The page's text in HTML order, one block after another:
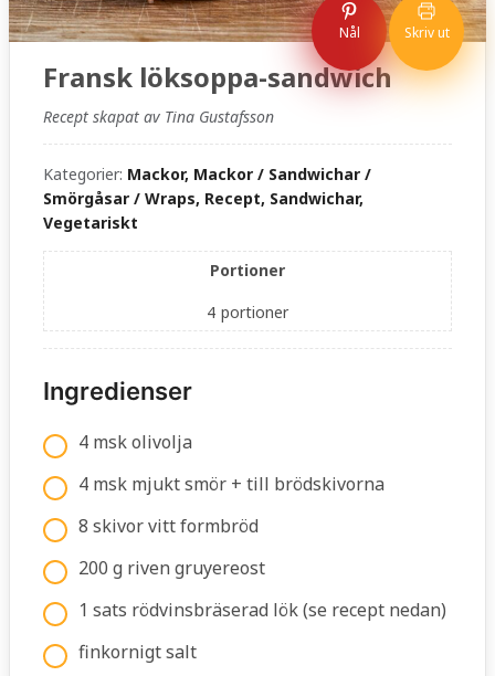
Nål Skriv ut
Fransk löksoppa-sandwich
Recept skapat av Tina Gustafsson
Kategorier: Mackor, Mackor / Sandwichar /
Smörgåsar / Wraps, Recept, Sandwichar,
Vegetariskt
Portioner
4 portioner
Ingredienser
4 msk olivolja
4 msk mjukt smör + till brödskivorna
8 skivor vitt formbröd
200 g riven gruyereost
1 sats rödvinsbräserad lök (se recept nedan)
finkornigt salt